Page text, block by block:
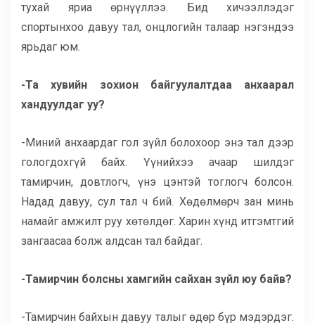
тухай яриа өрнүүллээ. Бид хичээллэдэг
спортынхоо давуу тал, онцлогийн талаар нэгэндээ
ярьдаг юм.
-Та хувийн зохион байгуулалтдаа анхаарал
хандуулдаг уу?
-Миний анхаардаг гол зүйл болохоор энэ тал дээр
гологдохгүй байх. Үүнийхээ ачаар шилдэг
тамирчин, довтлогч, үнэ цэнтэй тоглогч болсон.
Надад давуу, сул тал ч бий. Хөдөлмөрч зан минь
намайг амжилт руу хөтөлдөг. Харин хүнд итгэмтгий
зангаасаа болж алдсан тал байдаг.
-Тамирчин болсны хамгийн сайхан зүйл юу байв?
-Тамирчин байхын давуу талыг өдөр бүр мэдэрдэг.